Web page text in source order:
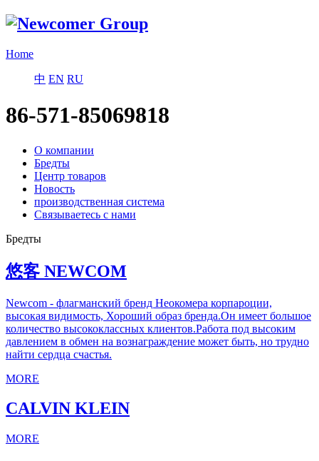
Home
中 EN RU
86-571-85069818
О компании
Бредты
Центр товаров
Новость
производственная система
Связываетесь с нами
Бредты
悠客 NEWCOM
Newcom - флагманский бренд Неокомера корпароции,
высокая видимость, Хороший образ бренда.Он имеет большое
количество высококлассных клиентов.Работа под высоким
давлением в обмен на вознаграждение может быть, но трудно
найти сердца счастья.
MORE
CALVIN KLEIN
MORE